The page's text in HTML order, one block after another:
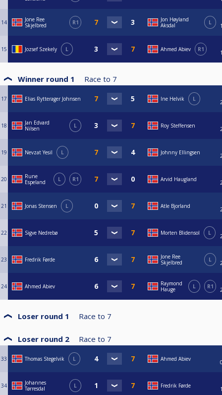
14
Jone Ree
Skjelbred
R1
Jon Høyland
Aksdal
L
15 Jozsef Szekely L Ahmed Abiev R1
Winner round 1 Race to 7
17 Elias Rytterager Johnsen Ine Helvik L
18
Jan Edvard
Nilsen
L Roy Steffensen
19 Nevzat Yesil L Johnny Ellingsen
20
Rune
Espeland
L R1 Arvid Haugland
21 Jonas Stensen L Atle Bjorland
22 Sigve Nedrebø Morten Blidensol L
23 Fredrik Førde
Jone Ree
Skjelbred
L
24 Ahmed Abiev
Raymond
Hauge
L R1
Loser round 1 Race to 7
Loser round 2 Race to 7
33 Thomas Stegelvik L Ahmed Abiev
34
Johannes
Tørresdal
L Fredrik Førde